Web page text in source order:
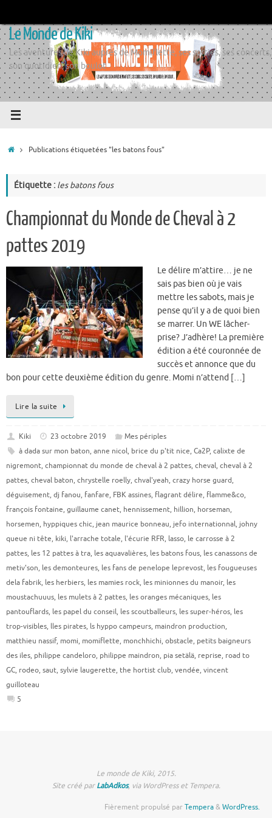
contenu
Le Monde de Kiki
Les aventures de Kiki auprès de Momiflette, ses sorties, ses concerts,
son quotidien, son boulot
AccueilPublications étiquetées "les batons fous"
Étiquette : les batons fous
Championnat du Monde de Cheval à 2
pattes 2019
Le délire m’attire… je ne
sais pas bien où je vais
mettre les sabots, mais je
pense qu’il y a de quoi bien
se marrer. Un WE lâcher-
prise? J’adhère! La première
édition a été couronnée de
succès et annonce que du
bon pour cette deuxième édition du genre. Momi n’attend […]
Lire la suite
Kiki 23 octobre 2019
Mes périples
à dada sur mon baton, anne nicol, brice du p'tit nice, Ca2P, calixte de
nigremont, championnat du monde de cheval à 2 pattes, cheval, cheval à 2
pattes, cheval baton, chrystelle roelly, chval'yeah, crazy horse guard,
déguisement, dj fanou, fanfare, FBK assines, flagrant délire, flamme&co,
françois fontaine, guillaume canet, hennissement, hillion, horseman,
horsemen, hyppiques chic, jean maurice bonneau, jefo internationnal, johny
queue ni tête, kiki, l'arrache totale, l'écurie RFR, lasso, le carrosse à 2
pattes, les 12 pattes à tra, les aquavalières, les batons fous, les canassons de
metiv'son, les demonteures, les fans de penelope leprevost, les fougueuses
dela fabrik, les herbiers, les mamies rock, les minionnes du manoir, les
moustachuuus, les mulets à 2 pattes, les oranges mécaniques, les
pantouflards, les papel du conseil, les scoutballeurs, les super-héros, les
trop-visibles, lles pirates, ls hyppo campeurs, maindron production,
matthieu nassif, momi, momiflette, monchhichi, obstacle, petits baigneurs
des iles, philippe candeloro, philippe maindron, pia setälä, reprise, road to
GC, rodeo, saut, sylvie laugerette, the hortist club, vendée, vincent
guilloteau
5
Le monde de Kiki, 2015.
Site créé parLabAdkos, via WordPress et Tempera.
Fièrement propulsé parTempera&WordPress.